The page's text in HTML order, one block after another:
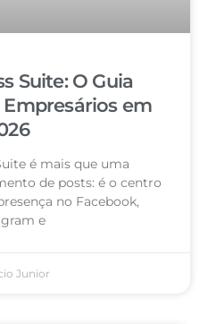
Suite: O Guia
em
é mais que uma
de posts: é o centro
no Facebook,
e
Junior